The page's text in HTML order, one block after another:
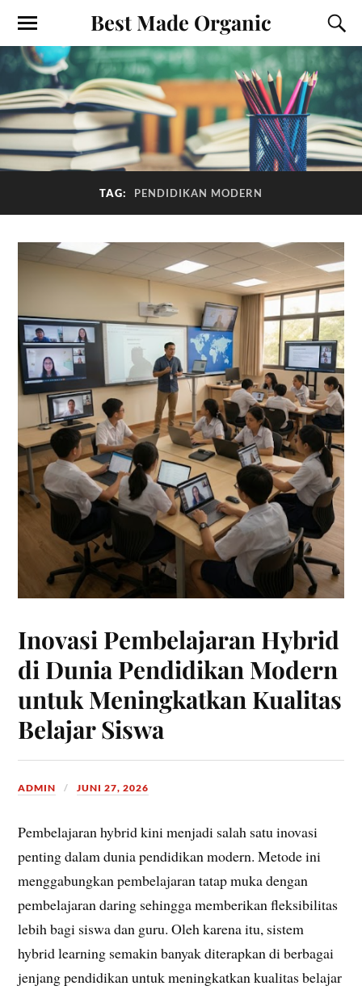
Best Made Organic
TAG: PENDIDIKAN MODERN
Inovasi Pembelajaran Hybrid
di Dunia Pendidikan Modern
untuk Meningkatkan Kualitas
Belajar Siswa
ADMIN JUNI 27, 2026
Pembelajaran hybrid kini menjadi salah satu inovasi
penting dalam dunia pendidikan modern. Metode ini
menggabungkan pembelajaran tatap muka dengan
pembelajaran daring sehingga memberikan fleksibilitas
lebih bagi siswa dan guru. Oleh karena itu, sistem
hybrid learning semakin banyak diterapkan di berbagai
jenjang pendidikan untuk meningkatkan kualitas belajar